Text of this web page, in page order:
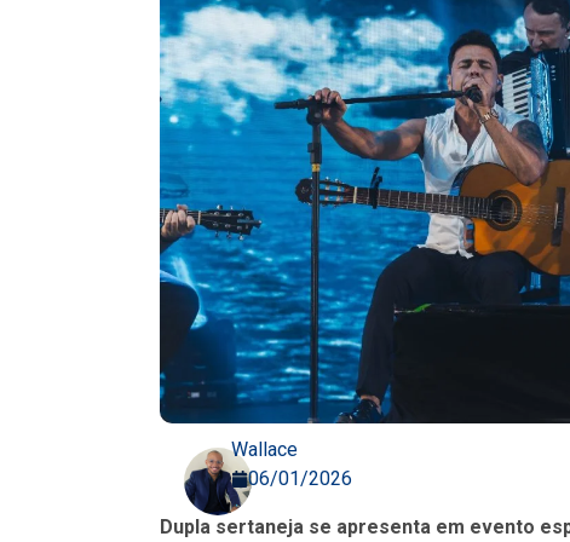
Wallace
06/01/2026
Dupla sertaneja se apresenta em evento